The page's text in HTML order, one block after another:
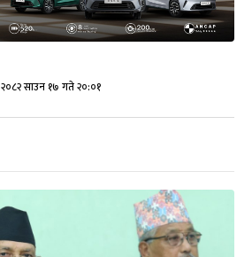
२०८२ साउन १७ गते २०:०१